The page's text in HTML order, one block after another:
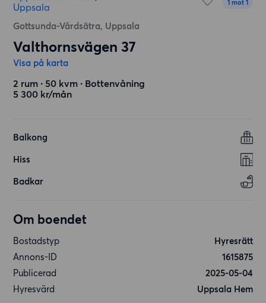
Uppsala
Gottsunda-Vårdsätra, Uppsala
1 mot 1
Valthornsvägen 37
Visa på karta
2 rum ∙ 50 kvm ∙ Bottenvåning
5 300 kr/mån
Balkong
Hiss
Badkar
Om boendet
Bostadstyp
Hyresrätt
Annons-ID
1615875
Publicerad
2025-05-04
Hyresvärd
Uppsala Hem